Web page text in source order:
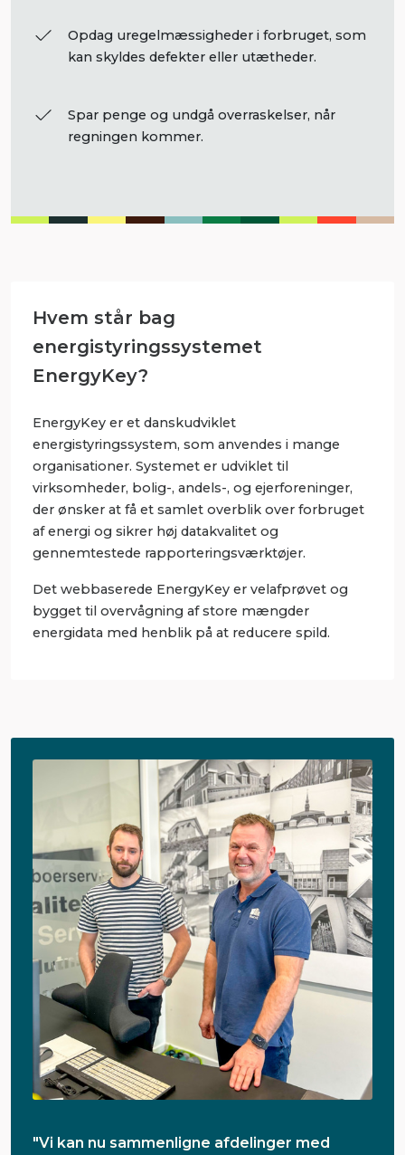
Opdag uregelmæssigheder i forbruget, som
kan skyldes defekter eller utætheder.
Spar penge og undgå overraskelser, når
regningen kommer.
Hvem står bag
energistyringssystemet
EnergyKey?
EnergyKey er et danskudviklet
energistyringssystem, som anvendes i mange
organisationer. Systemet er udviklet til
virksomheder, bolig-, andels-, og ejerforeninger,
der ønsker at få et samlet overblik over forbruget
af energi og sikrer høj datakvalitet og
gennemtestede rapporteringsværktøjer.
Det webbaserede EnergyKey er velafprøvet og
bygget til overvågning af store mængder
energidata med henblik på at reducere spild.
"Vi kan nu sammenligne afdelinger med